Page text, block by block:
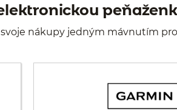
nákupy jedným mávnutím